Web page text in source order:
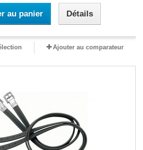
au panier Détails
Ajouter au comparateur